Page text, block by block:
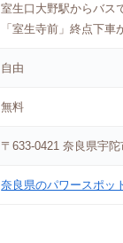
室生口大野駅からバス
「室生寺前」終点下車
自由
無料
〒633-0421 奈良県宇
奈良県のパワースポッ